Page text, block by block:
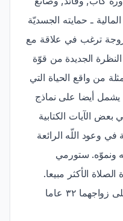
ـ حمايته الجسديّة
زوجة ترغب في علاقة مع
الجديدة من قوّة
من واقع الحياة التي
يشمل أيضا على نماذج
الآيات الكتابية
وعود اللّه الرائعة
ونموّه. ستورمي
الأكثر مبيعا.
ستورمي وزوجها مايكل مضى على زواجهما ٣٢ عاما